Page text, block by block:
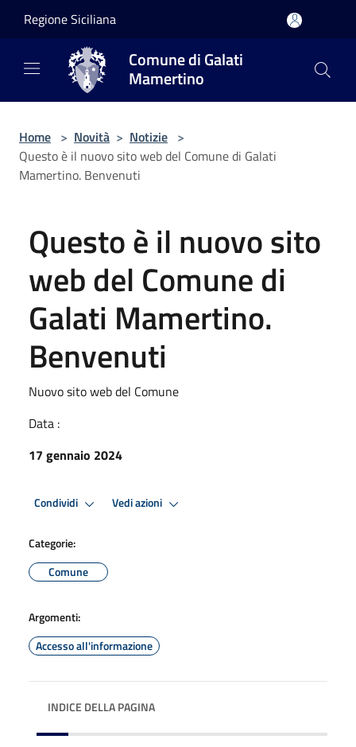
Regione Siciliana
Comune di Galati
Mamertino
Home > Novità > Notizie >
Questo è il nuovo sito web del Comune di Galati
Mamertino. Benvenuti
Questo è il nuovo sito
web del Comune di
Galati Mamertino.
Benvenuti
Nuovo sito web del Comune
Data :
17 gennaio 2024
Condividi Vedi azioni
Categorie:
Comune
Argomenti:
Accesso all'informazione
INDICE DELLA PAGINA